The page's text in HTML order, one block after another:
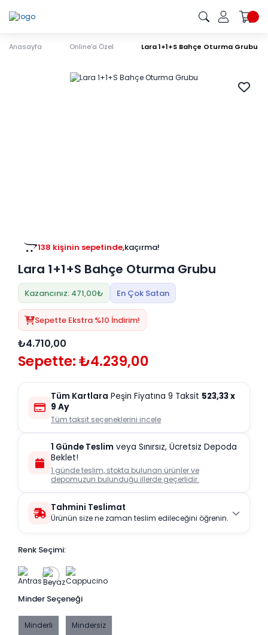
Anasayfa Online'a Özel Lara 1+1+S Bahçe Oturma Grubu
138 kişinin sepetinde,kaçırma!
Lara 1+1+S Bahçe Oturma Grubu
Kazancınız: 471,00₺ En Çok Satan
Sepette Ekstra %10 İndirim!
₺4.710,00
Sepette: ₺4.239,00
Tüm Kartlara Peşin Fiyatına 9 Taksit 523,33x
9 Ay
Tüm taksit seçeneklerini incele
1 Günde Teslim veya Sınırsız, Ücretsiz Depoda
Beklet!
1 günde teslim, stokta bulunan ürünler ve
depomuzun bulunduğu illerde geçerlidir.
Tahmini Teslimat
Ürünün size ne zaman teslim edileceğini öğrenin.
Renk Seçimi:
Minder Seçeneği
Minderli Mindersiz